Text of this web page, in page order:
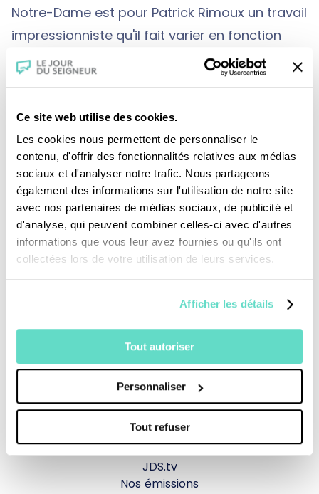
Ce site web utilise des cookies.
Les cookies nous permettent de personnaliser le
contenu, d'offrir des fonctionnalités relatives aux médias
sociaux et d'analyser notre trafic. Nous partageons
également des informations sur l'utilisation de notre site
avec nos partenaires de médias sociaux, de publicité et
d'analyse, qui peuvent combiner celles-ci avec d'autres
informations que vous leur avez fournies ou qu'ils ont
collectées lors de votre utilisation de leurs services.
Afficher les détails
Tout autoriser
Personnaliser
Tout refuser
Notre-Dame est pour Patrick Rimoux un travail
impressionniste qu'il fait varier en fonction
des temps liturgiques. Un chantier qui le
dépasse !
Je fais un don
Revoir la messe du 02 août 2026
TOUS NOS PROGRAMMES
La messe
Magazine Le Jour du Seigneur
Documentaires
Parole Inattendue
Tous Frères
Générations Laudato Si’
Agenda Culturel
JDS.tv
Nos émissions